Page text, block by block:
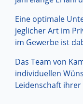
Eine optimale
jeglicher Art im
im Gewerbe ist
Das Team von
individuellen
Leidenschaft